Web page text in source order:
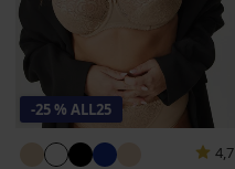
-25 % ALL25
4,7